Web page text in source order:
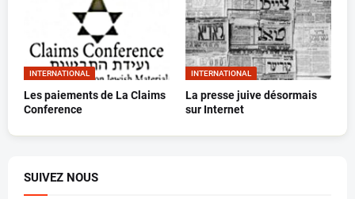
INTERNATIONAL
Les paiements de La Claims
Conference
INTERNATIONAL
La presse juive désormais
sur Internet
SUIVEZ NOUS